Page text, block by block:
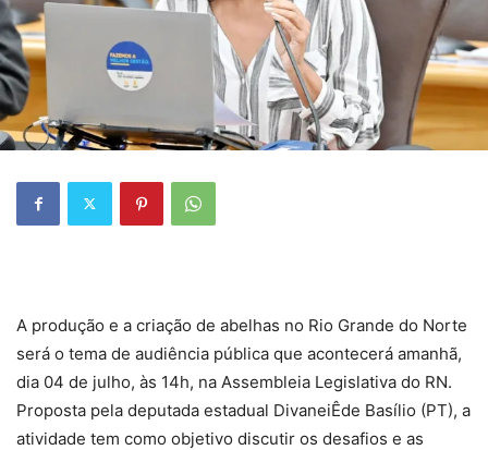
A produção e a criação de abelhas no Rio Grande do Norte
será o tema de audiência pública que acontecerá amanhã,
dia 04 de julho, às 14h, na Assembleia Legislativa do RN.
Proposta pela deputada estadual DivaneiÊde Basílio (PT), a
atividade tem como objetivo discutir os desafios e as